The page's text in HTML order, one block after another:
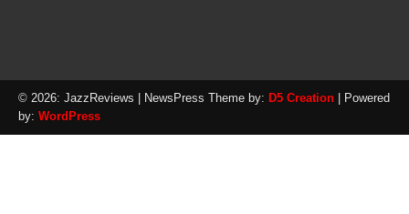
© 2026: JazzReviews | NewsPress Theme by: D5 Creation | Powered
by: WordPress